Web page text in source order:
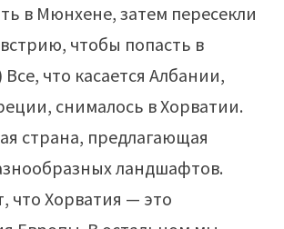
в Мюнхене, затем пересекли
чтобы попасть в
что касается Албании,
снималось в Хорватии.
страна, предлагающая
ландшафтов.
что Хорватия — это